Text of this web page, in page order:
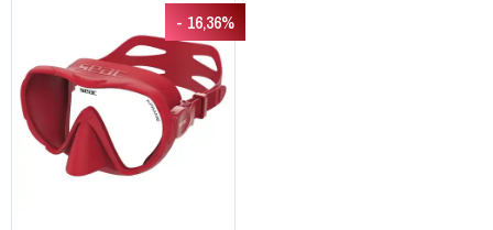
- 16,36%